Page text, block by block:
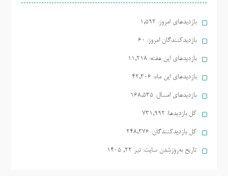
بازدیدهای امروز: 1,592
بازدیدکنندگان امروز: 60
بازدیدهای این هفته: 11,218
بازدیدهای این ماه: 42,306
بازدیدهای امسال: 168,535
کل بازدیدها: 731,992
کل بازدیدکنند‌گان: 248,376
تاریخ به‌روزشدن سایت: تیر ۲۲, ۱۴۰۵